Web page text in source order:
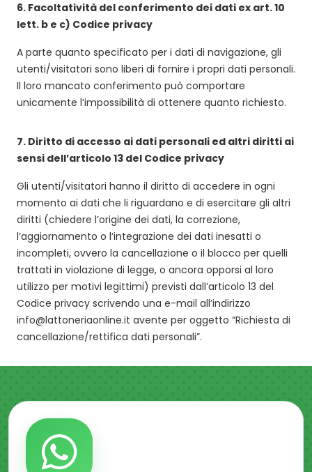
6. Facoltatività del conferimento dei dati ex art. 10
lett. b e c) Codice privacy
A parte quanto specificato per i dati di navigazione, gli
utenti/visitatori sono liberi di fornire i propri dati personali.
Il loro mancato conferimento può comportare
unicamente l’impossibilità di ottenere quanto richiesto.
7. Diritto di accesso ai dati personali ed altri diritti ai
sensi dell’articolo 13 del Codice privacy
Gli utenti/visitatori hanno il diritto di accedere in ogni
momento ai dati che li riguardano e di esercitare gli altri
diritti (chiedere l’origine dei dati, la correzione,
l’aggiornamento o l’integrazione dei dati inesatti o
incompleti, ovvero la cancellazione o il blocco per quelli
trattati in violazione di legge, o ancora opporsi al loro
utilizzo per motivi legittimi) previsti dall’articolo 13 del
Codice privacy scrivendo una e-mail all’indirizzo
info@lattoneriaonline.it avente per oggetto “Richiesta di
cancellazione/rettifica dati personali”.